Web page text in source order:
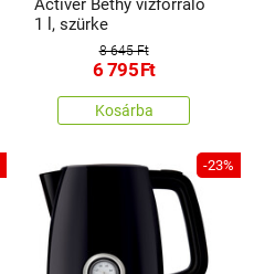
Activer Bethy vízforraló
1 l, szürke
8 645 Ft
6 795Ft
Kosárba
-23%